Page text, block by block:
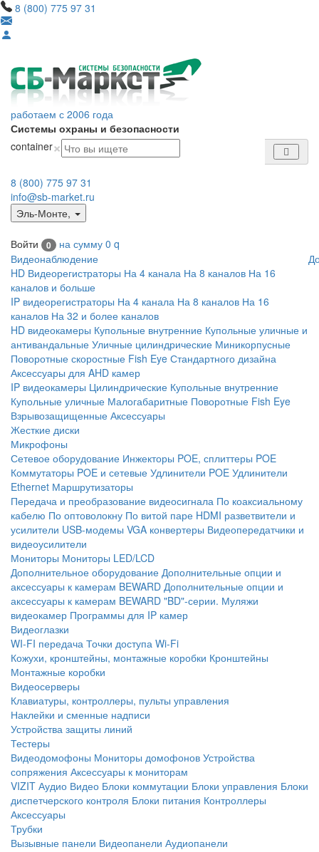
8 (800) 775 97 31
работаем с 2006 года
Системы охраны и безопасности
container×
8 (800) 775 97 31
info@sb-market.ru
Эль-Монте,
Войти 0 на сумму 0 q
Видеонаблюдение
HD Видеорегистраторы На 4 канала На 8 каналов На 16
каналов и больше
IP видеорегистраторы На 4 канала На 8 каналов На 16
каналов На 32 и более каналов
HD видеокамеры Купольные внутренние Купольные уличные и
антивандальные Уличные цилиндрические Миникорпусные
Поворотные скоростные Fish Eye Стандартного дизайна
Аксессуары для AHD камер
IP видеокамеры Цилиндрические Купольные внутренние
Купольные уличные Малогабаритные Поворотные Fish Eye
Взрывозащищенные Аксессуары
Жесткие диски
Микрофоны
Сетевое оборудование Инжекторы POE, сплиттеры POE
Коммутаторы POE и сетевые Удлинители POE Удлинители
Ethernet Маршрутизаторы
Передача и преобразование видеосигнала По коаксиальному
кабелю По оптоволокну По витой паре HDMI разветвители и
усилители USB-модемы VGA конвертеры Видеопередатчики и
видеоусилители
Мониторы Мониторы LED/LCD
Дополнительное оборудование Дополнительные опции и
аксессуары к камерам BEWARD Дополнительные опции и
аксессуары к камерам BEWARD "BD"-серии. Муляжи
видеокамер Программы для IP камер
Видеоглазки
WI-FI передача Точки доступа Wi-Fi
Кожухи, кронштейны, монтажные коробки Кронштейны
Монтажные коробки
Видеосерверы
Клавиатуры, контроллеры, пульты управления
Наклейки и сменные надписи
Устройства защиты линий
Тестеры
Видеодомофоны Мониторы домофонов Устройства
сопряжения Аксессуары к мониторам
VIZIT Аудио Видео Блоки коммутации Блоки управления Блоки
диспетчерского контроля Блоки питания Контроллеры
Аксессуары
Трубки
Вызывные панели Видеопанели Аудиопанели